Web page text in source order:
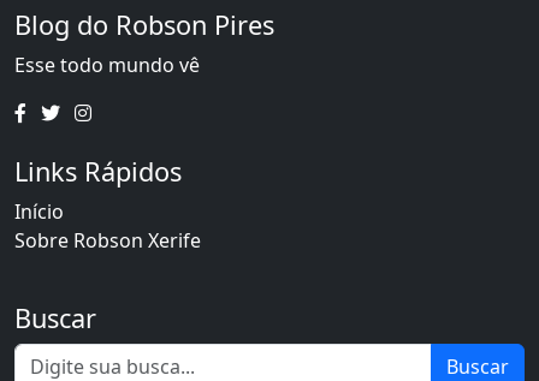
Blog do Robson Pires
Esse todo mundo vê
Links Rápidos
Início
Sobre Robson Xerife
Buscar
Buscar